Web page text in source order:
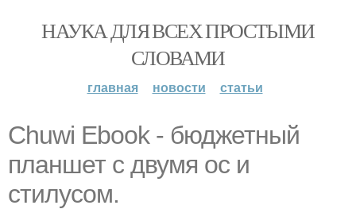
НАУКА ДЛЯ ВСЕХ ПРОСТЫМИ
СЛОВАМИ
главная новости статьи
Chuwi Ebook - бюджетный
планшет с двумя ос и
стилусом.